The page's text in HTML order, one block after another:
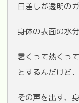
日差しが透明の
身体の表面の水
暑くって熱くっ
とするんだけど、
その声を出す、